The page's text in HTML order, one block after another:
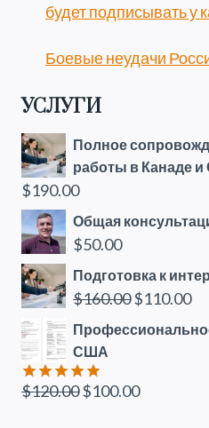
будет подписывать у
Боевые неудачи
УСЛУГИ
Полное
работы в Канаде
$190.00
Общая
$50.00
Подготовка к
$160.00
цена
$110.00
США
Оценка
$120.00 Первоначальная
$100.00Текущая